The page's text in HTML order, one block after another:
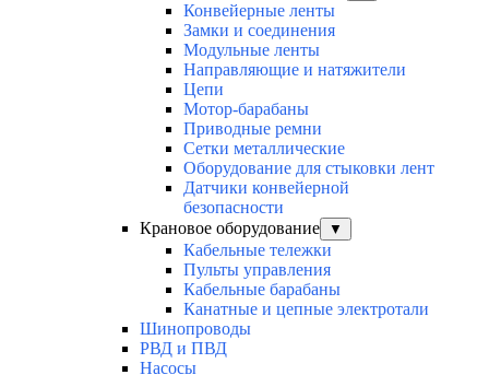
Конвейерные ленты
Замки и соединения
Модульные ленты
Направляющие и натяжители
Цепи
Мотор-барабаны
Приводные ремни
Сетки металлические
Оборудование для стыковки лент
Датчики конвейерной
безопасности
Крановое оборудование
▼
Кабельные тележки
Пульты управления
Кабельные барабаны
Канатные и цепные электротали
Шинопроводы
РВД и ПВД
Насосы